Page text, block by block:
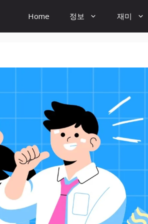
Home 정보 재미